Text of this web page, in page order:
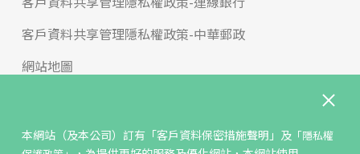
本網站（及本公司）訂有 「客戶資料保密措施聲明」 及「隱私權
客戶資料共享管理隱私權政策-中華郵政
網站地圖
免責聲明